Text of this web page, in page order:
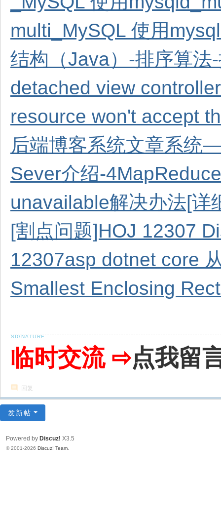
multi_MySQL 使用
结构（Java）-排序算法
detached view
resource won't accept
后端博客系统文章系
Sever介绍-4
unavailable解决办法[详
[割点问题]HOJ 12307
12307asp dotnet core
Smallest Enclosing
临时交流 ⇨点我留
回复
发新帖
Powered by Discuz! X3.5
© 2001-2026 Discuz! Team